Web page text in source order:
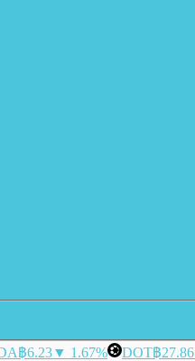
฿6.23▼ 1.67% DOT฿27.86